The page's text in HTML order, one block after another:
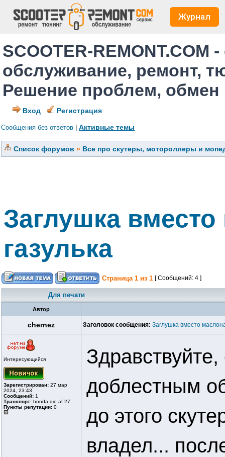
Журнал
SCOOTER-REMONT.COM
обслуживание, ремонт,
Решение проблем,
Вход Регистрация
Сообщения без ответов Активные темы
Список форумов » Все про скутеры, мотороллеры и
Заглушка
газулька
Страница 1 из 1 [ Сообщений: 4 ]
Для печати
Автор
chernez Заголовок сообщения: Заглушка вместо
Интересующийся
Зарегистрирован: 27 мар
2024, 23:43
Сообщений: 1
Транспорт: honda dio af 27
Пункты репутации: 0
доблестным
до этого
владел...